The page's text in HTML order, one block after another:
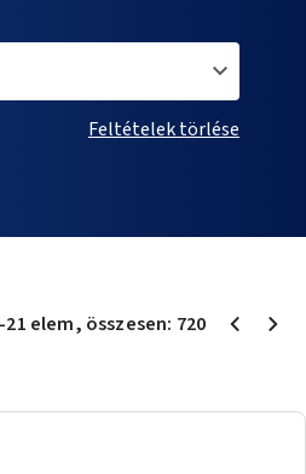
Feltételek törlése
-21 elem, összesen: 720